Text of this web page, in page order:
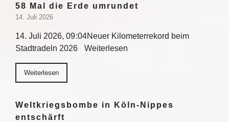
58 Mal die Erde umrundet
14. Juli 2026
14. Juli 2026, 09:04Neuer Kilometerrekord beim
Stadtradeln 2026 Weiterlesen
Weiterlesen
Weltkriegsbombe in Köln-Nippes
entschärft